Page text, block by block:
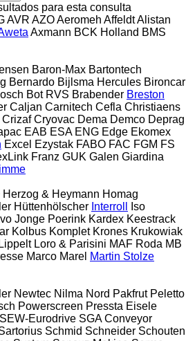
para esta consulta
AVR AZOAeromeh AffeldtAlistan
Axmann BCK Holland BMS
Baron-Max Bartontech
Bernardo Bijlsma Hercules Bironcar
Bot RVS Brabender Breston
Caljan Carnitech Cefla Christiaens
Crizaf Cryovac Dema Demco Deprag
EAB ESA ENG Edge Ekomex
Excel Ezystak FABO FAC FGM FS
Franz GUK Galen Giardina
Herzog & Heymann Homag
Hüttenhölscher Interroll
Iso
Jonge Poerink Kardex Keestrack
Kolbus Komplet Krones Krukowiak
Lippelt Loro & Parisini MAF Roda MB
Marco Marel Martin Stolze
Newtec Nilma Nord Pakfrut Peletto
Powerscreen Pressta Eisele
SEW-Eurodrive SGA Conveyor
Schmid Schneider Schouten